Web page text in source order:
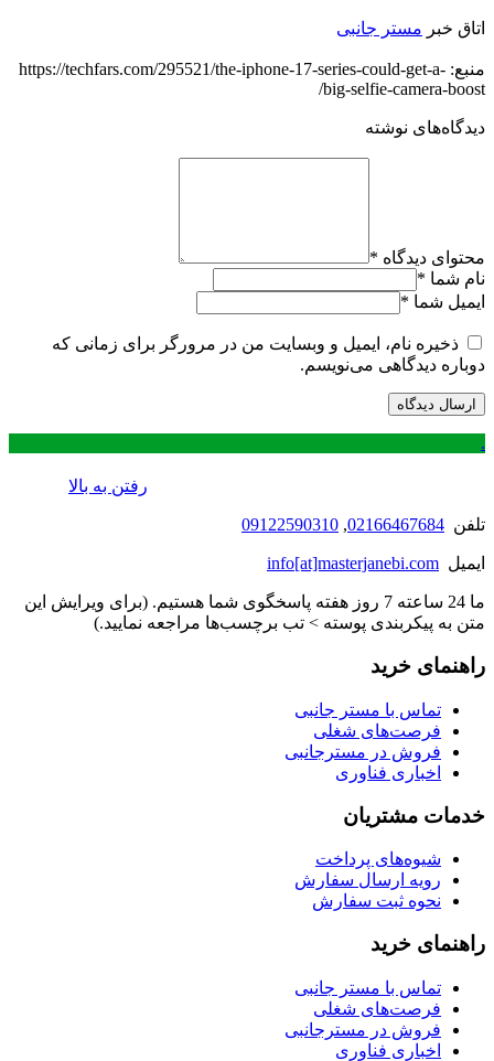
اتاق خبر مستر جانبی
منبع: https://techfars.com/295521/the-iphone-17-series-could-get-a-
big-selfie-camera-boost/
دیدگاه‌های نوشته
محتوای دیدگاه *
نام شما *
ایمیل شما *
ذخیره نام، ایمیل و وبسایت من در مرورگر برای زمانی که
دوباره دیدگاهی می‌نویسم.
.
رفتن به بالا
تلفن 02166467684
,
09122590310
ایمیل info[at]masterjanebi.com
ما 24 ساعته 7 روز هفته پاسخگوی شما هستیم. (برای ویرایش این
متن به پیکربندی پوسته > تب برچسب‌ها مراجعه نمایید.)
راهنمای خرید
تماس با مستر جانبی
فرصت‌های شغلی
فروش در مسترجانبی
اخباری فناوری
خدمات مشتریان
شیوه‌های پرداخت
رویه ارسال سفارش
نحوه ثبت سفارش
راهنمای خرید
تماس با مستر جانبی
فرصت‌های شغلی
فروش در مسترجانبی
اخباری فناوری